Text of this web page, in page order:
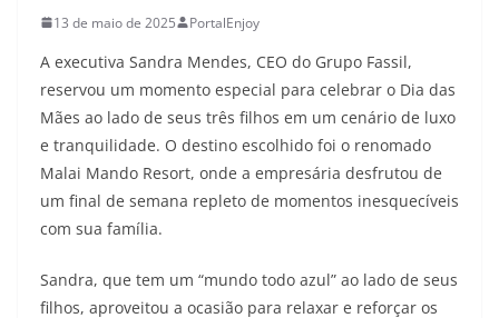
13 de maio de 2025 PortalEnjoy
A executiva Sandra Mendes, CEO do Grupo Fassil,
reservou um momento especial para celebrar o Dia das
Mães ao lado de seus três filhos em um cenário de luxo
e tranquilidade. O destino escolhido foi o renomado
Malai Mando Resort, onde a empresária desfrutou de
um final de semana repleto de momentos inesquecíveis
com sua família.
Sandra, que tem um “mundo todo azul” ao lado de seus
filhos, aproveitou a ocasião para relaxar e reforçar os